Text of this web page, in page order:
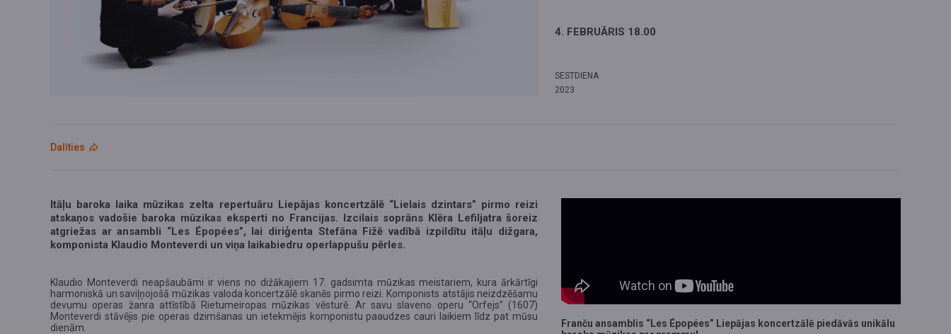
4. FEBRUĀRIS 18.00
SESTDIENA
2023
Dalīties
Itāļu baroka laika mūzikas zelta repertuāru Liepājas koncertzālē “Lielais dzintars” pirmo reizi
atskaņos vadošie baroka mūzikas eksperti no Francijas. Izcilais soprāns Klēra Lefiljatra šoreiz
atgriežas ar ansambli “Les Épopées”, lai diriģenta Stefāna Fižē vadībā izpildītu itāļu dižgara,
komponista Klaudio Monteverdi un viņa laikabiedru operlappušu pērles.
Klaudio Monteverdi neapšaubāmi ir viens no dižākajiem 17. gadsimta mūzikas meistariem, kura ārkārtīgi
harmoniskā un saviļņojošā mūzikas valoda koncertzālē skanēs pirmo reizi. Komponists atstājis neizdzēšamu
devumu operas žanra attīstībā Rietumeiropas mūzikas vēsturē. Ar savu slaveno operu “Orfejs” (1607)
Monteverdi stāvējis pie operas dzimšanas un ietekmējis komponistu paaudzes cauri laikiem līdz pat mūsu
dienām.
Franču ansamblis “Les Épopées” Liepājas koncertzālē piedāvās unikālu